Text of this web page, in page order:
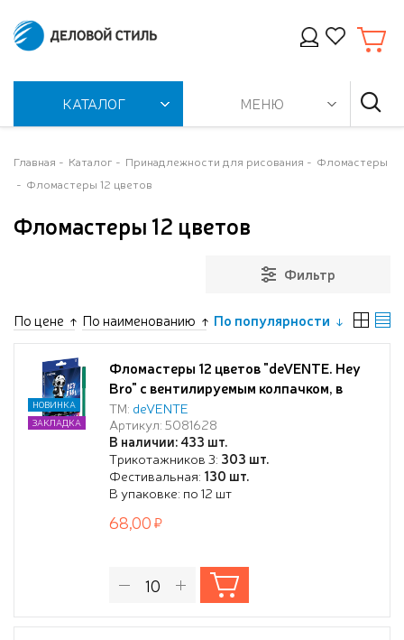
КАТАЛОГ МЕНЮ
Главная Каталог Принадлежности для рисования
Фломастеры
Фломастеры 12 цветов
Фломастеры 12 цветов
Фильтр
По цене По наименованию По популярности
Фломастеры 12 цветов "deVENTE. Hey
Bro" с вентилируемым колпачком, в
картонной коробке с подвесом
ТМ: deVENTE
Артикул: 5081628
В наличии: 433 шт.
Трикотажников 3: 303 шт.
Фестивальная: 130 шт.
В упаковке: по 12 шт
НОВИНКА
ЗАКЛАДКА
68,00